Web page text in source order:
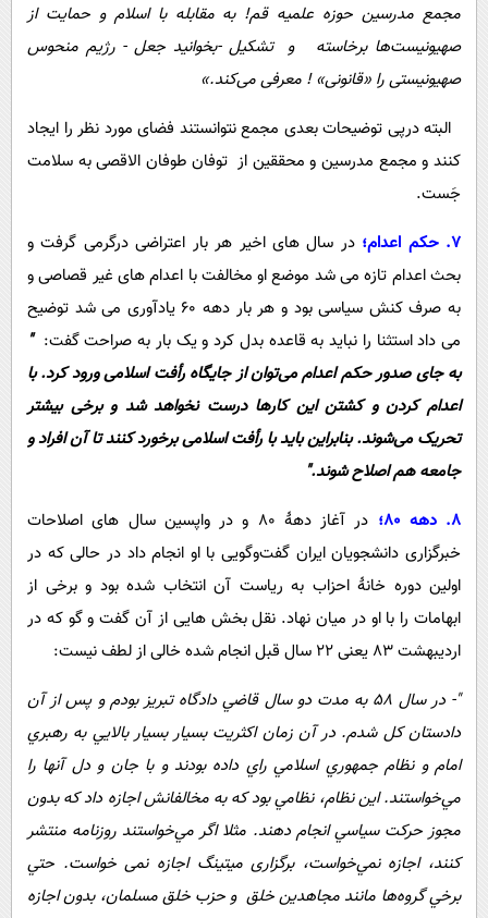
مجمع مدرسین حوزه علمیه قم! به مقابله با اسلام و حمایت از
صهیونیست‌ها برخاسته و تشکیل -بخوانید جعل - رژیم منحوس
صهیونیستی را «قانونی» ! معرفی می‌کند.»
البته درپی توضیحات بعدی مجمع نتوانستند فضای مورد نظر را ایجاد
کنند و مجمع مدرسین و محققین از توفان طوفان الاقصی به سلامت
جَست.
7. حکم اعدام؛
در سال های اخیر هر بار اعتراضی درگرمی گرفت و
بحث اعدام تازه می شد موضع او مخالفت با اعدام های غیر قصاصی و
به صرف کنش سیاسی بود و هر بار دهه 60 یادآوری می شد توضیح
می داد استثنا را نباید به قاعده بدل کرد و یک بار به صراحت گفت:"
به جای صدور حکم اعدام می‌توان از جایگاه رأفت اسلامی ورود کرد. با
اعدام کردن و کشتن این کارها درست نخواهد شد و برخی بیشتر
تحریک می‌شوند. بنابراین باید با رأفت اسلامی برخورد کنند تا آن افراد و
جامعه هم اصلاح شوند."
8. دهه 80؛
در آغاز دهۀ 80 و در واپسین سال های اصلاحات
خبرگزاری دانشجویان ایران گفت‌و‌گویی با او انجام داد در حالی که در
اولین دوره خانۀ احزاب به ریاست آن انتخاب شده بود و برخی از
ابهامات را با او در میان نهاد. نقل بخش هایی از آن گفت و گو که در
اردیبهشت 83 یعنی 22 سال قبل انجام شده خالی از لطف نیست:
"- در سال 58 به مدت دو سال قاضي دادگاه تبريز بودم و پس از آن
دادستان كل شدم. در آن زمان اكثريت بسيار بسيار بالايي به رهبري
امام و نظام جمهوري اسلامي راي داده بودند و با جان و دل آنها را
مي‌خواستند. اين نظام، نظامي بود كه به مخالفانش اجازه داد كه بدون
مجوز حركت سياسي انجام دهند. مثلا اگر مي‌خواستند روزنامه منتشر
كنند، اجازه نمي‌خواست، برگزاری ميتينگ اجازه نمی ‌خواست. حتي
برخي گروه‌ها مانند مجاهدين خلق و حزب خلق مسلمان، بدون اجازه